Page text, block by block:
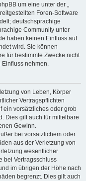
um eine unter der „
Foren-Software
deutschsprachige
Community unter
haben keinen Einfluss auf
wird. Sie können
für bestimmte Zwecke nicht
Einfluss nehmen.
von Leben, Körper
Vertragspflichten
ein vorsätzliches oder grob
Dies gilt auch für mittelbare
Gewinn.
bei vorsätzlichem oder
aus der Verletzung von
wesentlicher
bei Vertragsschluss
im übrigen der Höhe nach
begrenzt. Dies gilt auch